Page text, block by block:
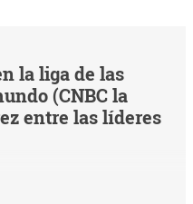
la liga de las
(CNBC la
entre las líderes